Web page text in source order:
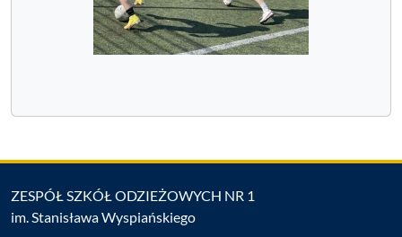
ZESPÓŁ SZKÓŁ ODZIEŻOWYCH NR 1
im. Stanisława Wyspiańskiego